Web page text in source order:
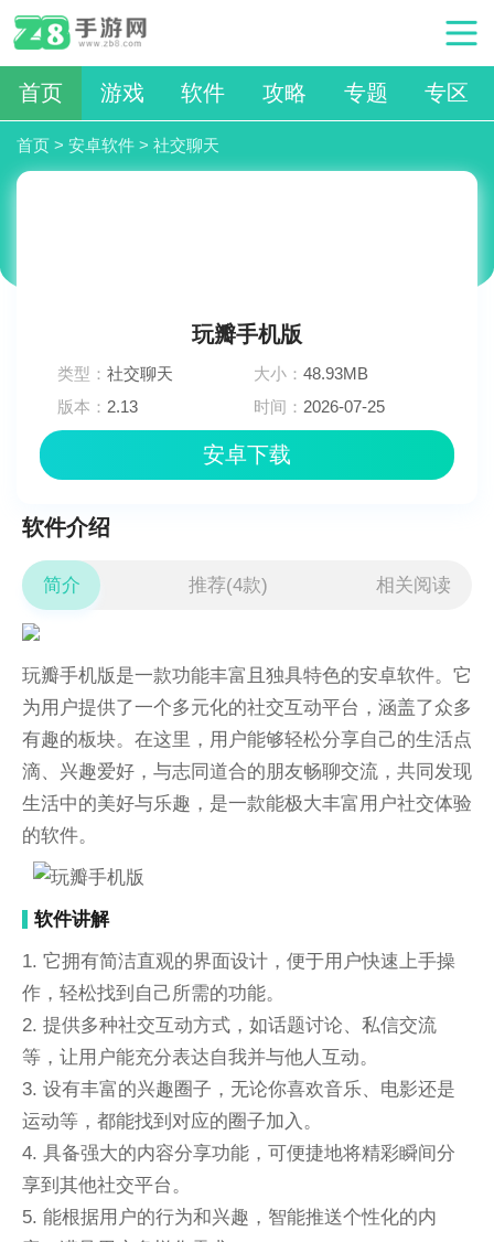
首页 游戏 软件 攻略 专题 专区
首页 > 安卓软件 > 社交聊天
玩瓣手机版
类型：社交聊天 大小：48.93MB
版本： 2.13 时间： 2026-07-25
安卓下载
软件介绍
简介 推荐(4款) 相关阅读
玩瓣手机版是一款功能丰富且独具特色的安卓软件。它
为用户提供了一个多元化的社交互动平台，涵盖了众多
有趣的板块。在这里，用户能够轻松分享自己的生活点
滴、兴趣爱好，与志同道合的朋友畅聊交流，共同发现
生活中的美好与乐趣，是一款能极大丰富用户社交体验
的软件。
软件讲解
1. 它拥有简洁直观的界面设计，便于用户快速上手操
作，轻松找到自己所需的功能。
2. 提供多种社交互动方式，如话题讨论、私信交流
等，让用户能充分表达自我并与他人互动。
3. 设有丰富的兴趣圈子，无论你喜欢音乐、电影还是
运动等，都能找到对应的圈子加入。
4. 具备强大的内容分享功能，可便捷地将精彩瞬间分
享到其他社交平台。
5. 能根据用户的行为和兴趣，智能推送个性化的内